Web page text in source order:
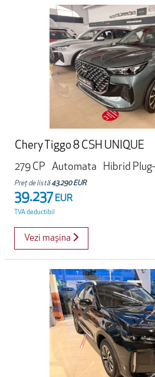
Chery Tiggo 8 CSH UNIQUE
279 CP
Automata Hibrid
Preț de listă43.290 EUR
39.237 EUR
TVA deductibil
Vezi mașina